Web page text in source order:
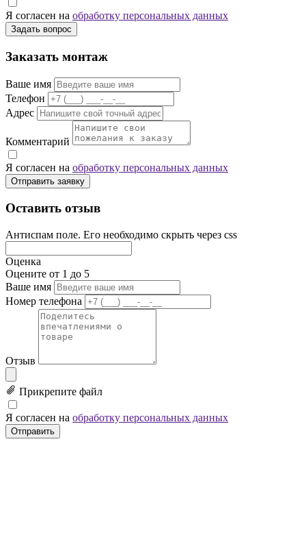
Я согласен на обработку персональных данных
Задать вопрос
Заказать монтаж
Ваше имя
Телефон
Адрес
Комментарий
Я согласен на обработку персональных данных
Отправить заявку
Оставить отзыв
Антиспам поле. Его необходимо скрыть через css
Оценка
Оцените от 1 до 5
Ваше имя
Номер телефона
Отзыв
Прикрепите файл
Я согласен на обработку персональных данных